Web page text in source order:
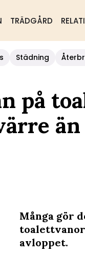
TRÄDGÅRD
Städning
på
Många gör
avloppet.